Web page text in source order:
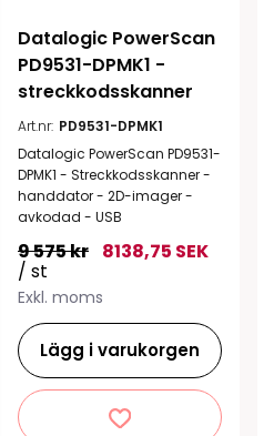
Datalogic PowerScan
PD9531-DPMK1 -
streckkodsskanner
Art.nr: PD9531-DPMK1
Datalogic PowerScan PD9531-
DPMK1 - Streckkodsskanner -
handdator - 2D-imager -
avkodad - USB
9 575 kr 8138,75 SEK
/ st
Exkl. moms
Lägg i varukorgen